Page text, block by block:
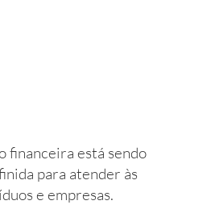
financeira está sendo
para atender às
e empresas.